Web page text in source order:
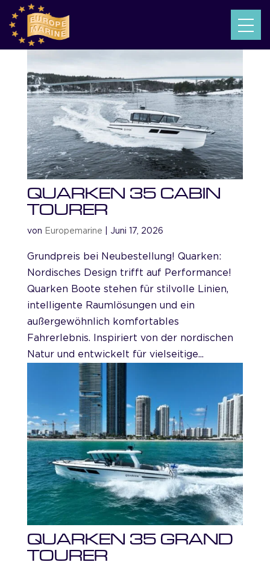
QUARKEN 35 CABIN
TOURER
von Europemarine Juni 17, 2026
Grundpreis bei Neubestellung! Quarken:
Nordisches Design trifft auf Performance!
Quarken Boote stehen für stilvolle Linien,
intelligente Raumlösungen und ein
außergewöhnlich komfortables
Fahrerlebnis. Inspiriert von der nordischen
Natur und entwickelt für vielseitige...
QUARKEN 35 GRAND
TOURER